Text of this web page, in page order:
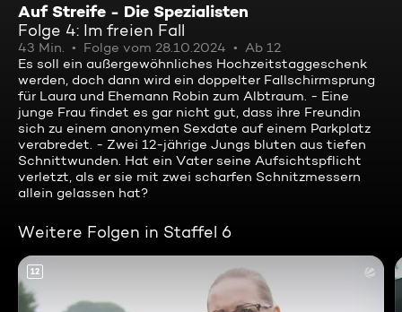
Auf Streife - Die Spezialisten
Folge 4: Im freien Fall
43 Min. Folge vom 28.10.2024
Ab 12
Es soll ein außergewöhnliches Hochzeitstaggeschenk
werden, doch dann wird ein doppelter Fallschirmsprung
für Laura und Ehemann Robin zum Albtraum. - Eine
junge Frau findet es gar nicht gut, dass ihre Freundin
sich zu einem anonymen Sexdate auf einem Parkplatz
verabredet. - Zwei 12-jährige Jungs bluten aus tiefen
Schnittwunden. Hat ein Vater seine Aufsichtspflicht
verletzt, als er sie mit zwei scharfen Schnitzmessern
allein gelassen hat?
Weitere Folgen in Staffel 6
12